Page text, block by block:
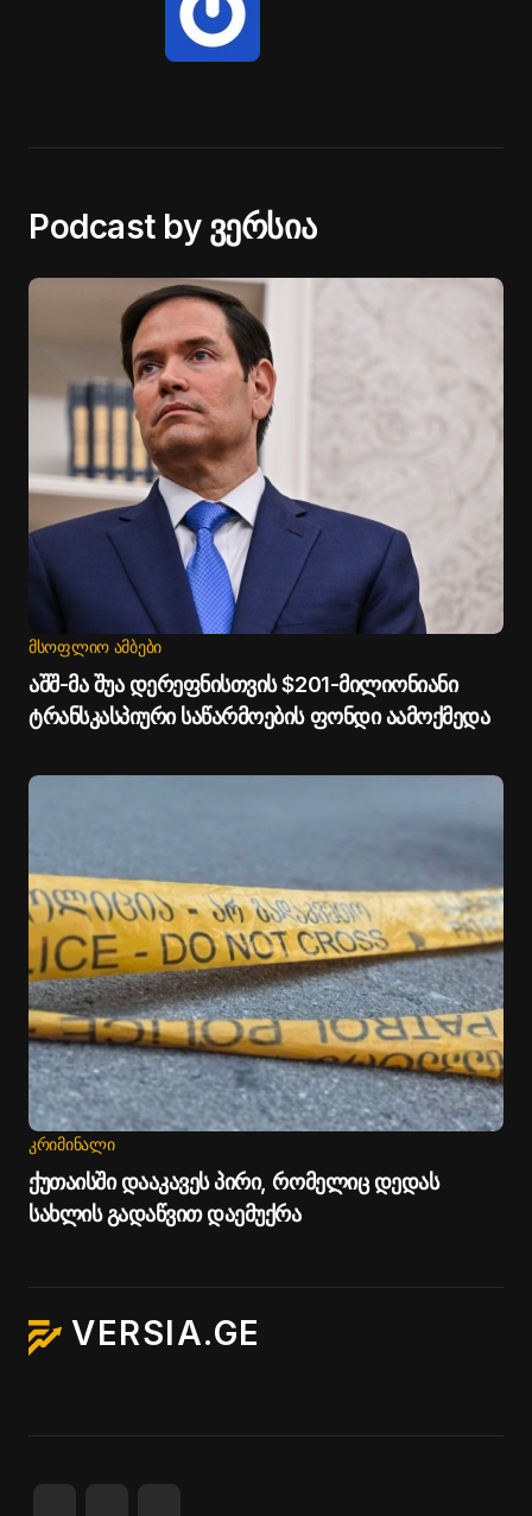
Podcast by ვერსია
ᲛᲡᲝᲤᲚᲘᲝ ᲐᲛᲑᲔᲑᲘ
აშშ-მა შუა დერეფნისთვის $201-მილიონიანი
ტრანსკასპიური საწარმოების ფონდი აამოქმედა
ᲙᲠᲘᲛᲘᲜᲐᲚᲘ
ქუთაისში დააკავეს პირი, რომელიც დედას
სახლის გადაწვით დაემუქრა
VERSIA.GE